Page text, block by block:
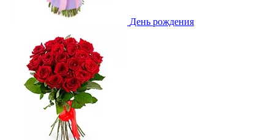
День рождения